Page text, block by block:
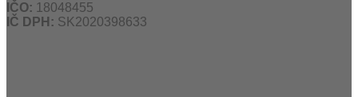
IČO: 18048455
IČ DPH: SK2020398633